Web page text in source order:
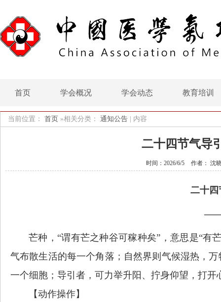
首页 学会概况 学会动态 教育培训
当前位置： 首页 »相关分类： 通知公告 内容
二十四节气导
时间：2026/6/5 作者： 沈
二十四
——
芒种， “谓有芒之种谷可稼种矣”，意思是“有
气布散生活的每一个角落；自然界则气候湿热，
一个细胞；导引者，可力举升阳、拧身仰望，打开
【动作操作】